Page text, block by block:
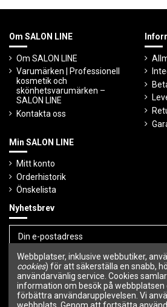
Om SALON LINE
Om SALON LINE
Varumärken | Professionell
kosmetik och
skönhetsvarumärken –
SALON LINE
Kontakta oss
Min SALON LINE
Mitt konto
Orderhistorik
Önskelista
Nyhetsbrev
Du kan avbryta prenumerationen när som
helst.
Följ oss
Webbplatser, inklusive webbutiker,
cookies) för att säkerställa en snabb,
användarvänlig service. Cookies
information om besök på webbplatsen
förbättra användarupplevelsen. Vi